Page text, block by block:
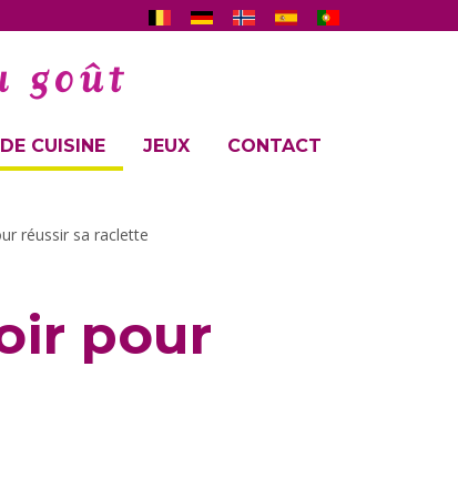
CUISINE JEUX CONTACT
réussir sa raclette
pour